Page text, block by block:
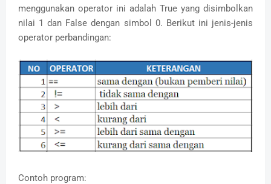
menggunakan operator ini adalah True yang disimbolkan
nilai 1 dan False dengan simbol 0. Berikut ini jenis-jenis
operator perbandingan:
Contoh program: